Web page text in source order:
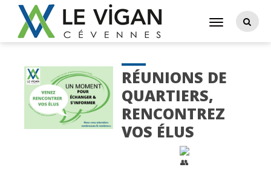
RÉUNIONS DE
QUARTIERS,
RENCONTREZ
VOS ÉLUS